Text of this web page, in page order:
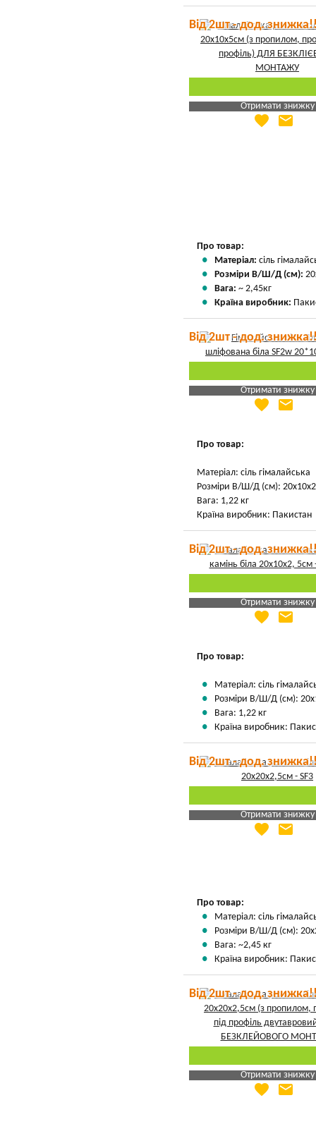
Від 2шт - дод.
Отримати знижку
Яка Ваша ціна
favorite email
Про товар:
Матеріал: сіль
Розміри В/Ш/Д (см):
Вага: ~ 2,45кг
Країна виробник:
Від 2шт - дод.
Отримати знижку
Яка Ваша ціна
favorite email
Про товар:
Матеріал: сіль гімалайська
Розміри В/Ш/Д (см):
Вага: 1,22 кг
Країна виробник: Пакистан
Від 2шт - дод.
Отримати знижку
Яка Ваша ціна
favorite email
Про товар:
Матеріал: сіль
Розміри В/Ш/Д (см):
Вага: 1,22 кг
Країна виробник:
Від 2шт - дод.
Отримати знижку
Яка Ваша ціна
favorite email
Про товар:
Матеріал: сіль
Розміри В/Ш/Д (см):
Вага: ~2,45 кг
Країна виробник:
Від 2шт - дод.
Отримати знижку
Яка Ваша ціна
favorite email